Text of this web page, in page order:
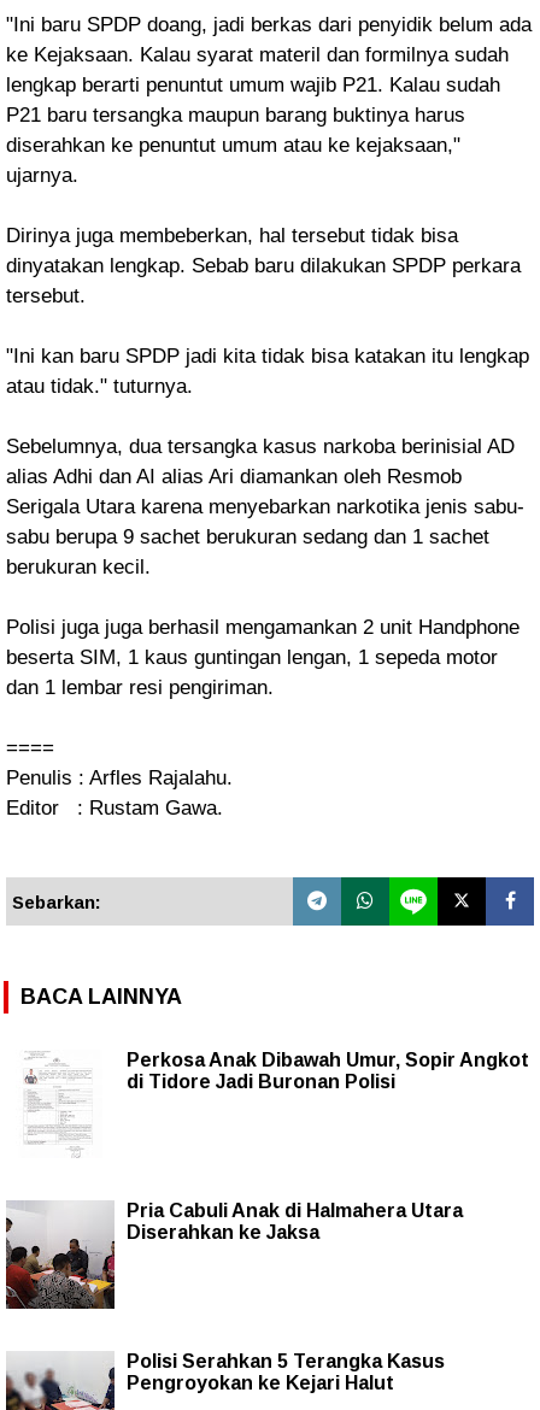
"Ini baru SPDP doang, jadi berkas dari penyidik belum ada
ke Kejaksaan. Kalau syarat materil dan formilnya sudah
lengkap berarti penuntut umum wajib P21. Kalau sudah
P21 baru tersangka maupun barang buktinya harus
diserahkan ke penuntut umum atau ke kejaksaan,"
ujarnya.
Dirinya juga membeberkan, hal tersebut tidak bisa
dinyatakan lengkap. Sebab baru dilakukan SPDP perkara
tersebut.
"Ini kan baru SPDP jadi kita tidak bisa katakan itu lengkap
atau tidak." tuturnya.
Sebelumnya, dua tersangka kasus narkoba berinisial AD
alias Adhi dan AI alias Ari diamankan oleh Resmob
Serigala Utara karena menyebarkan narkotika jenis sabu-
sabu berupa 9 sachet berukuran sedang dan 1 sachet
berukuran kecil.
Polisi juga juga berhasil mengamankan 2 unit Handphone
beserta SIM, 1 kaus guntingan lengan, 1 sepeda motor
dan 1 lembar resi pengiriman.
====
Penulis : Arfles Rajalahu.
Editor : Rustam Gawa.
Sebarkan:
BACA LAINNYA
Perkosa Anak Dibawah Umur, Sopir Angkot
di Tidore Jadi Buronan Polisi
Pria Cabuli Anak di Halmahera Utara
Diserahkan ke Jaksa
Polisi Serahkan 5 Terangka Kasus
Pengroyokan ke Kejari Halut